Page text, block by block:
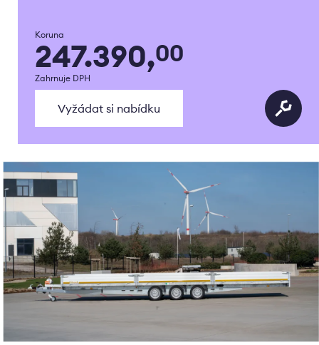
Koruna
247.390,00
Zahrnuje DPH
Vyžádat si nabídku